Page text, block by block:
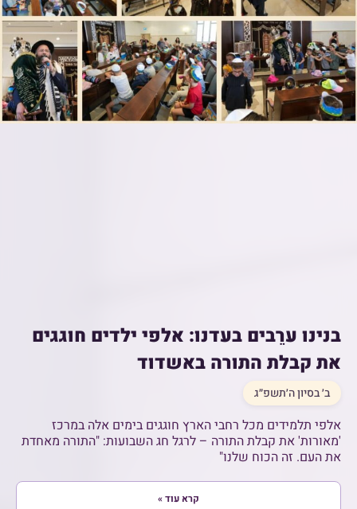
בנינו ערֵבים בעדנו: אלפי ילדים חוגגים
את קבלת התורה באשדוד
ב׳ בסיון ה׳תשפ״ג
אלפי תלמידים מכל רחבי הארץ חוגגים בימים אלה במרכז
'מאורות' את קבלת התורה – לרגל חג השבועות: "התורה מאחדת
את העם. זה הכוח שלנו"
קרא עוד »